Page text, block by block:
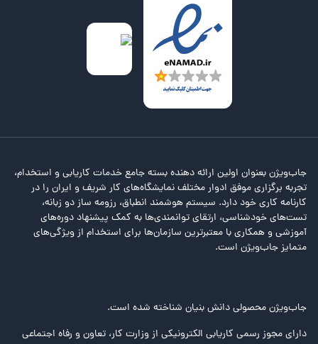
جاب‌ویژن بعنوان اولین ارائه دهنده بسته جامع خدمات کاریابی و استخدام،
تجربه برگزاری موفق ادوار مختلف نمایشگاه‌های کار شریف و ایران را در
کارنامه کاری خود دارد. سیستم هوشمند انطباق، رزومه ساز دو زبانه،
تست‌های خودشناسی، ارتقای توانمندی‌ها به کمک پیشنهاد دوره‌های
آموزشی و همکاری با معتبرترین سازمان‌ها برای استخدام از ویژگی‌های
متمایز جاب‌ویژن است.
جاب‌ویژن محصولی دانش بنیان شناخته شده است.
دارای مجوز رسمی کاریابی الکترونیکی از وزارت کار، تعاون و رفاه اجتماعی